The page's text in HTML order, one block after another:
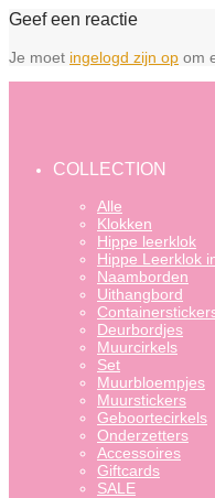
Geef een reactie
Je moet ingelogd zijn op om
COLLECTION
Alle
Klokken
Hippe leerklok
Hippe Leerklok
Naamborden
Uithangbord
Deurbordjes
Muurcirkels
Set
Muurbloempjes
Muurstickers
Geboortecirkels
Onderzetters
Accessoires
Giftcards
SALE